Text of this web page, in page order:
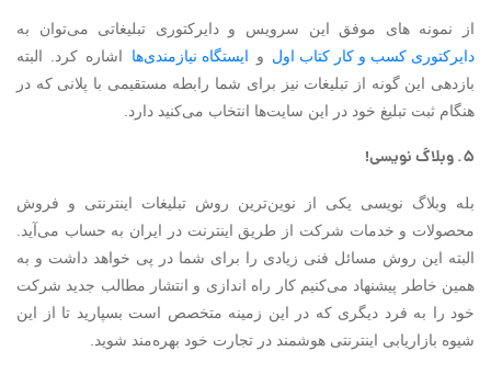
از نمونه های موفق این سرویس و دایرکتوری تبلیغاتی می‌توان به
دایرکتوری کسب و کار کتاب اول و ایستگاه نیازمندی‌ها اشاره کرد. البته
بازدهی این گونه از تبلیغات نیز برای شما رابطه مستقیمی با پلانی که در
هنگام ثبت تبلیغ خود در این سایت‌ها انتخاب می‌کنید دارد.
۵. وبلاگ نویسی!
بله وبلاگ نویسی یکی از نوین‌ترین روش تبلیغات اینترنتی و فروش
محصولات و خدمات شرکت از طریق اینترنت در ایران به حساب می‌آید.
البته این روش مسائل فنی زیادی را برای شما در پی خواهد داشت و به
همین خاطر پیشنهاد می‌کنیم کار راه اندازی و انتشار مطالب جدید شرکت
خود را به فرد دیگری که در این زمینه متخصص است بسپارید تا از این
شیوه بازاریابی اینترنتی هوشمند در تجارت خود بهره‌مند شوید.